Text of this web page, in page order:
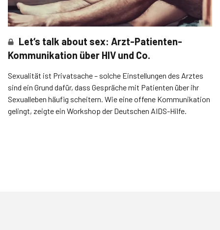
Let‘s talk about sex: Arzt-Patienten-
Kommunikation über HIV und Co.
Sexualität ist Privatsache – solche Einstellungen des Arztes
sind ein Grund dafür, dass Gespräche mit Patienten über ihr
Sexualleben häufig scheitern. Wie eine offene Kommunikation
gelingt, zeigte ein Workshop der Deutschen AIDS-Hilfe.